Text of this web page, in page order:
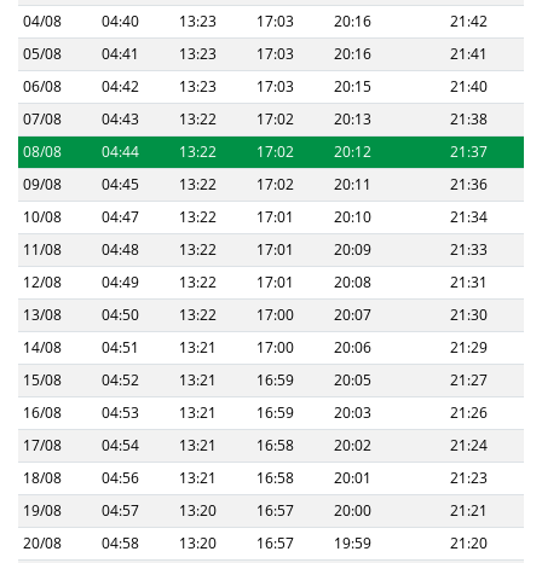
04/08
04:40 13:23 17:03 20:16
21:42
05/08
04:41 13:23 17:03 20:16
21:41
06/08
04:42 13:23 17:03 20:15
21:40
07/08
04:43 13:22 17:02 20:13
21:38
08/08
04:44 13:22 17:02 20:12
21:37
09/08
04:45 13:22 17:02 20:11
21:36
10/08
04:47 13:22 17:01 20:10
21:34
11/08
04:48 13:22 17:01 20:09
21:33
12/08
04:49 13:22 17:01 20:08
21:31
13/08
04:50 13:22 17:00 20:07
21:30
14/08
04:51 13:21 17:00 20:06
21:29
15/08
04:52 13:21 16:59 20:05
21:27
16/08
04:53 13:21 16:59 20:03
21:26
17/08
04:54 13:21 16:58 20:02
21:24
18/08
04:56 13:21 16:58 20:01
21:23
19/08
04:57 13:20 16:57 20:00
21:21
20/08
04:58 13:20 16:57 19:59
21:20